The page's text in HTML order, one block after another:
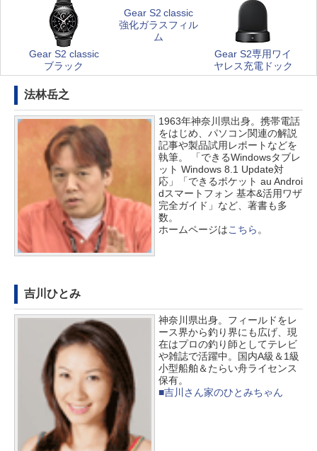
Gear S2 classic
ブラック
Gear S2 classic
強化ガラスフィル
ム
Gear S2専用ワイ
ヤレス充電ドック
法林岳之
1963年神奈川県出身。携帯電話
をはじめ、パソコン関連の解説
記事や製品試用レポートなどを
執筆。 「できるWindowsタブレ
ット Windows 8.1 Update対
応」「できるポケット au Androi
dスマートフォン 基本&活用ワザ
完全ガイド」など、著書も多
数。
ホームページはこちら 。
吉川ひとみ
神奈川県出身。フィールドをレ
ース界から釣り界にも広げ、現
在はプロの釣り師としてテレビ
や雑誌で活躍中。国内A級＆1級
小型船舶＆たらい舟ライセンス
保有。
■吉川さん家のひとみちゃん